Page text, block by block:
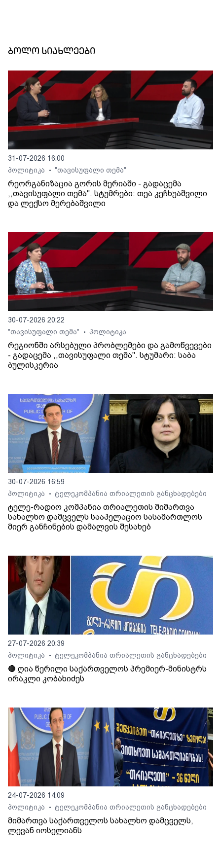
ბოლო სიახლეები
31-07-2026 16:00
პოლიტიკა
• "თავისუფალი თემა"
რეორგანიზაცია გორის მერიაში - გადაცემა
,,თავისუფალი თემა". სტუმრები: თეა კეჩხუაშვილი
და ლექსო მერებაშვილი
30-07-2026 20:22
"თავისუფალი თემა"
• პოლიტიკა
რეგიონში არსებული პრობლემები და გამოწვევები
- გადაცემა ,,თავისუფალი თემა". სტუმარი: საბა
ბულისკერია
30-07-2026 16:59
პოლიტიკა
• ტელეკომპანია თრიალეთის განცხადებები
ტელე-რადიო კომპანია თრიალეთის მიმართვა
სახალხო დამცველს სააპელაციო სასამართლოს
მიერ განჩინების დამალვის შესახებ
27-07-2026 20:39
პოლიტიკა
• ტელეკომპანია თრიალეთის განცხადებები
🔴 ღია წერილი საქართველოს პრემიერ-მინისტრს
ირაკლი კობახიძეს
24-07-2026 14:09
პოლიტიკა
• ტელეკომპანია თრიალეთის განცხადებები
მიმართვა საქართველოს სახალხო დამცველს,
ლევან იოსელიანს